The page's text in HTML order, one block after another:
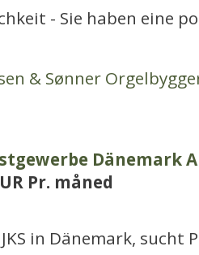
- Sie haben eine
& Sønner
Dänemark
Pr. måned
in Dänemark, sucht